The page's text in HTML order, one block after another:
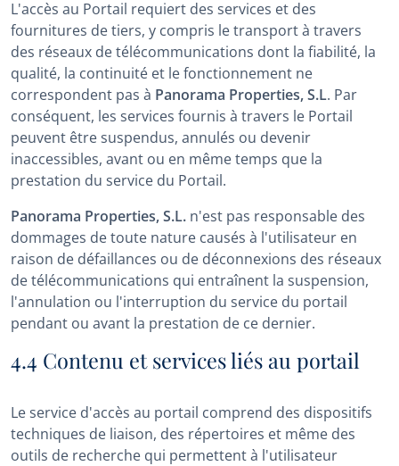
L'accès au Portail requiert des services et des
fournitures de tiers, y compris le transport à travers
des réseaux de télécommunications dont la fiabilité, la
qualité, la continuité et le fonctionnement ne
correspondent pas à Panorama Properties, S.L. Par
conséquent, les services fournis à travers le Portail
peuvent être suspendus, annulés ou devenir
inaccessibles, avant ou en même temps que la
prestation du service du Portail.
Panorama Properties, S.L. n'est pas responsable des
dommages de toute nature causés à l'utilisateur en
raison de défaillances ou de déconnexions des réseaux
de télécommunications qui entraînent la suspension,
l'annulation ou l'interruption du service du portail
pendant ou avant la prestation de ce dernier.
4.4 Contenu et services liés au portail
Le service d'accès au portail comprend des dispositifs
techniques de liaison, des répertoires et même des
outils de recherche qui permettent à l'utilisateur